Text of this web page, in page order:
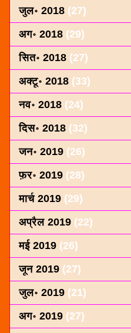
जुल॰ 2018 (27)
अग॰ 2018 (29)
सित॰ 2018 (27)
अक्टू॰ 2018 (33)
नव॰ 2018 (24)
दिस॰ 2018 (32)
जन॰ 2019 (26)
फ़र॰ 2019 (28)
मार्च 2019 (29)
अप्रैल 2019 (22)
मई 2019 (26)
जून 2019 (27)
जुल॰ 2019 (21)
अग॰ 2019 (27)